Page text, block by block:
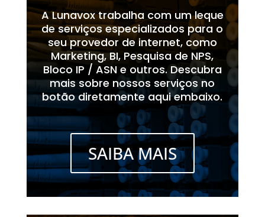
A Lunavox trabalha com um leque
de serviços especializados para o
seu provedor de internet, como
Marketing, BI, Pesquisa de NPS,
Bloco IP / ASN e outros. Descubra
mais sobre nossos serviços no
botão diretamente aqui embaixo.
SAIBA MAIS